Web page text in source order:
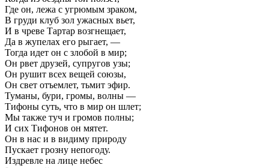
Где он, лежа с угрюмым зраком,
В груди клуб зол ужасных вьет,
И в чреве Тартар возгнещает,
Да в жупелах его рыгает, —
Тогда идет он с злобой в мир;
Он рвет друзей, супругов узы;
Он рушит всех вещей союзы,
Он свет отъемлет, тьмит эфир.
Туманы, бури, громы, волны —
Тифоны суть, что в мир он шлет;
Мы также туч и громов полны;
И сих Тифонов он мятет.
Он в нас и в видиму природу
Пускает грозну непогоду.
Издревле на лице небес